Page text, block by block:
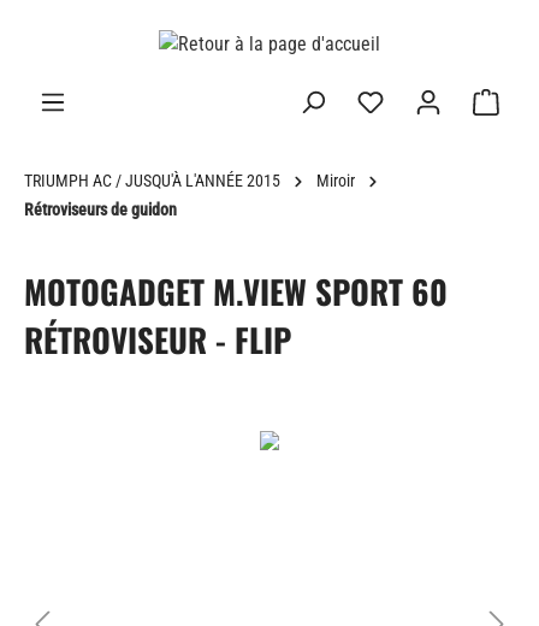
TRIUMPH AC / JUSQU'À L'ANNÉE 2015
Miroir
Rétroviseurs de guidon
MOTOGADGET M.VIEW SPORT 60
RÉTROVISEUR - FLIP